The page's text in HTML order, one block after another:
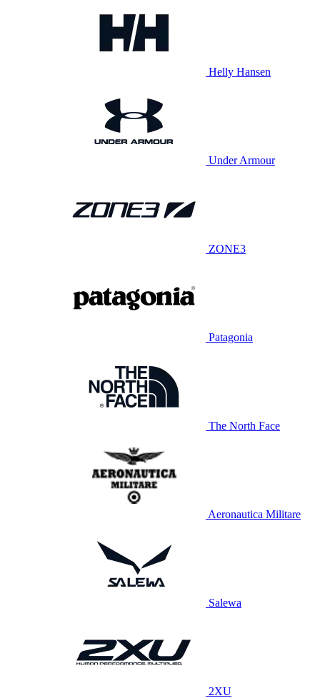
Helly Hansen
Under Armour
ZONE3
Patagonia
The North Face
Aeronautica Militare
Salewa
2XU